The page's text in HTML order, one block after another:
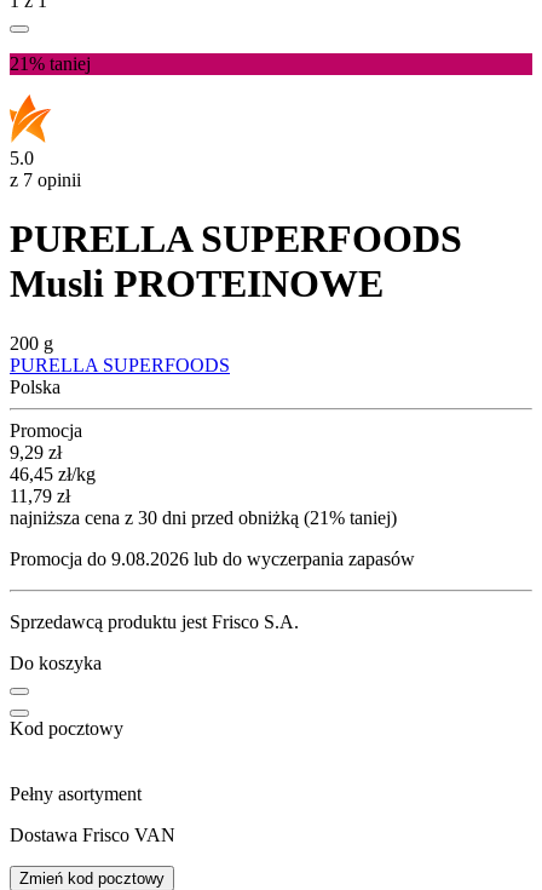
21% taniej
5.0
z 7 opinii
PURELLA SUPERFOODS
Musli PROTEINOWE
200 g
PURELLA SUPERFOODS
Polska
Promocja
Cena promocyjna
9,29 zł
46,45 zł/kg
11,79 zł
najniższa cena z 30 dni przed obniżką (21% taniej)
Promocja do 9.08.2026 lub do wyczerpania zapasów
Sprzedawcą produktu jest Frisco S.A.
Do koszyka
Kod pocztowy
Pełny asortyment
Dostawa Frisco VAN
Zmień kod pocztowy